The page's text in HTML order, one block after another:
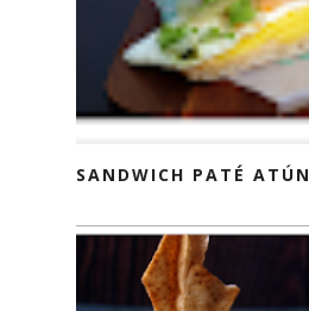
SANDWICH PATÉ ATÚN